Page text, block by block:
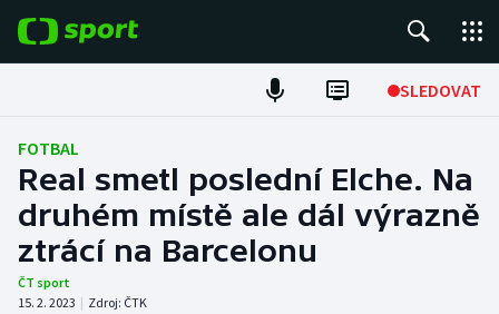
SLEDOVAT
Fotbal
Hokej
Tenis
Atletika
FOTBAL
Real smetl poslední Elche. Na
druhém místě ale dál výrazně
ztrácí na Barcelonu
ČT sport
15. 2. 2023 | Zdroj: ČTK